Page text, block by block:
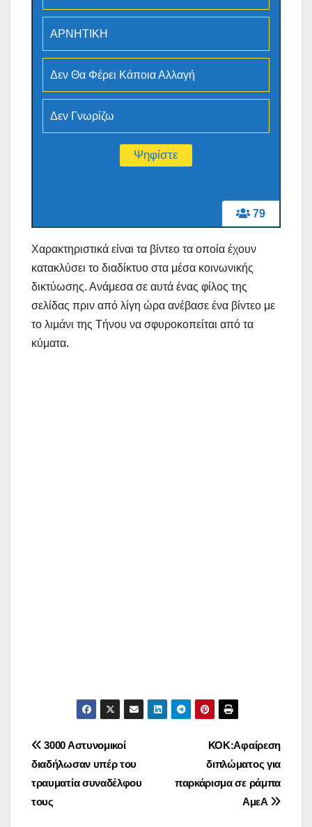
79
ΑΡΝΗΤΙΚΗ
Δεν Θα Φέρει Κάποια Αλλαγή
Δεν Γνωρίζω
Χαρακτηριστικά είναι τα βίντεο τα οποία έχουν
κατακλύσει το διαδίκτυο στα μέσα κοινωνικής
δικτύωσης. Ανάμεσα σε αυτά ένας φίλος της
σελίδας πριν από λίγη ώρα ανέβασε ένα βίντεο με
το λιμάνι της Τήνου να σφυροκοπείται από τα
κύματα.
Πλοήγηση
άρθρων
ΚΟΚ:Αφαίρεση
διπλώματος για
παρκάρισμα σε ράμπα
ΑμεΑ
3000 Αστυνομικοί
διαδήλωσαν υπέρ του
τραυματία συναδέλφου
τους